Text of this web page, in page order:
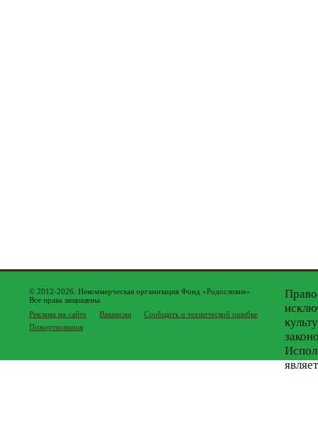
© 2012-2026. Некоммерческая организация Фонд «Родословие»
Все права защищены.
Реклама на сайте
Вакансии
Сообщить о технической ошибке
Пожертвования